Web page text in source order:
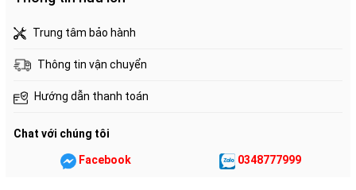
Trung tâm bảo hành
Thông tin vận chuyển
Hướng dẫn thanh toán
Chat với chúng tôi
Facebook 0348777999